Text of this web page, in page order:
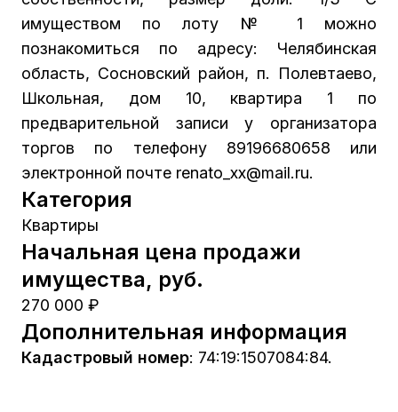
имуществом по лоту № 1 можно
познакомиться по адресу: Челябинская
область, Сосновский район, п. Полевтаево,
Школьная, дом 10, квартира 1 по
предварительной записи у организатора
торгов по телефону 89196680658 или
электронной почте renato_xx@mail.ru.
Категория
Квартиры
Начальная цена продажи
имущества, руб.
270 000 ₽
Дополнительная информация
Кадастровый номер: 74:19:1507084:84.